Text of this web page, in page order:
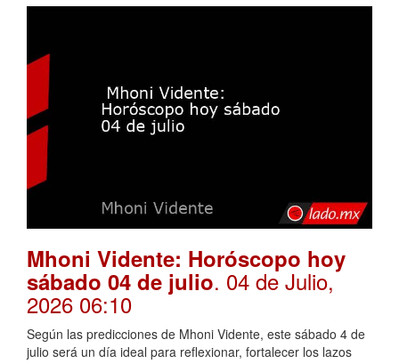
Mhoni Vidente: Horóscopo hoy
sábado 04 de julio. 04 de Julio,
2026 06:10
Según las predicciones de Mhoni Vidente, este sábado 4 de
julio será un día ideal para reflexionar, fortalecer los lazos